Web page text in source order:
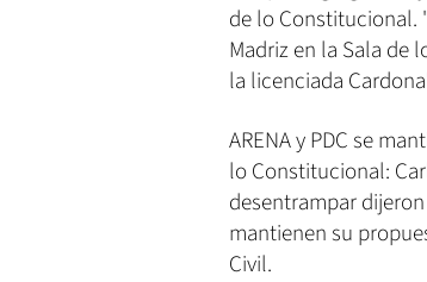
de lo Constitucional.
Madriz en la Sala de
la licenciada
ARENA y PDC se
lo Constitucional:
desentrampar
mantienen su
Civil.